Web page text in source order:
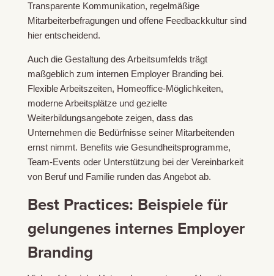
Transparente Kommunikation, regelmäßige
Mitarbeiterbefragungen und offene Feedbackkultur sind
hier entscheidend.
Auch die Gestaltung des Arbeitsumfelds trägt
maßgeblich zum internen Employer Branding bei.
Flexible Arbeitszeiten, Homeoffice-Möglichkeiten,
moderne Arbeitsplätze und gezielte
Weiterbildungsangebote zeigen, dass das
Unternehmen die Bedürfnisse seiner Mitarbeitenden
ernst nimmt. Benefits wie Gesundheitsprogramme,
Team-Events oder Unterstützung bei der Vereinbarkeit
von Beruf und Familie runden das Angebot ab.
Best Practices: Beispiele für
gelungenes internes Employer
Branding